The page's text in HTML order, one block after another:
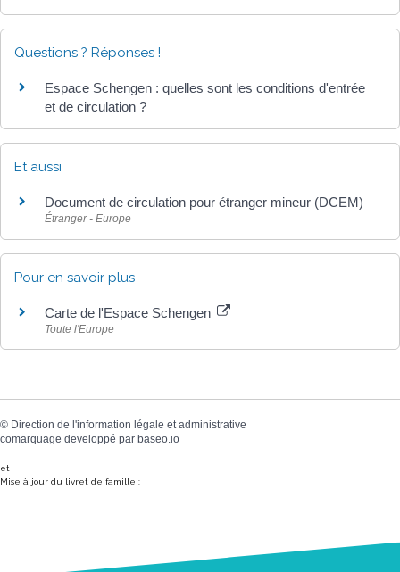
Questions ? Réponses !
Espace Schengen : quelles sont les conditions d'entrée
et de circulation ?
Et aussi
Document de circulation pour étranger mineur (DCEM)
Étranger - Europe
Pour en savoir plus
Carte de l'Espace Schengen
Toute l'Europe
© Direction de l'information légale et administrative
comarquage developpé par baseo.io
et
Mise à jour du livret de famille :